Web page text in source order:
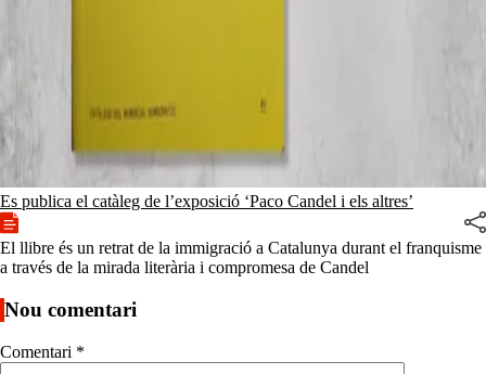
Es publica el catàleg de l’exposició ‘Paco Candel i els altres’
El llibre és un retrat de la immigració a Catalunya durant el franquisme
a través de la mirada literària i compromesa de Candel
Nou comentari
Comentari *